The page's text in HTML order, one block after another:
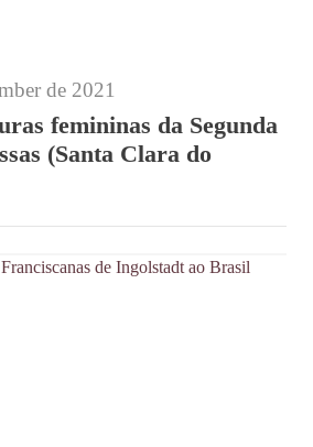
de 2021
femininas da Segunda
(Santa Clara do